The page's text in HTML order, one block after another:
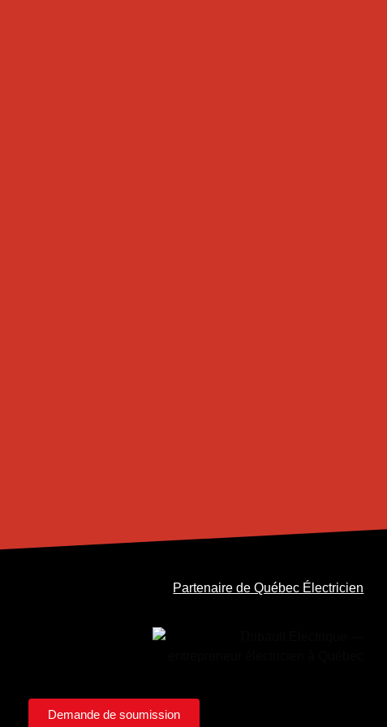
Partenaire de Québec Électricien
Demande de soumission